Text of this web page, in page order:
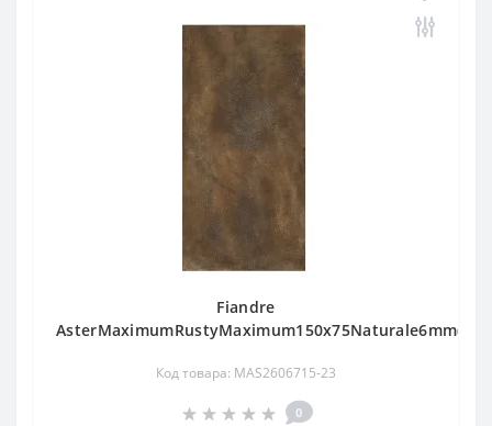
Fiandre
Код товара: MAS2606715-23
0